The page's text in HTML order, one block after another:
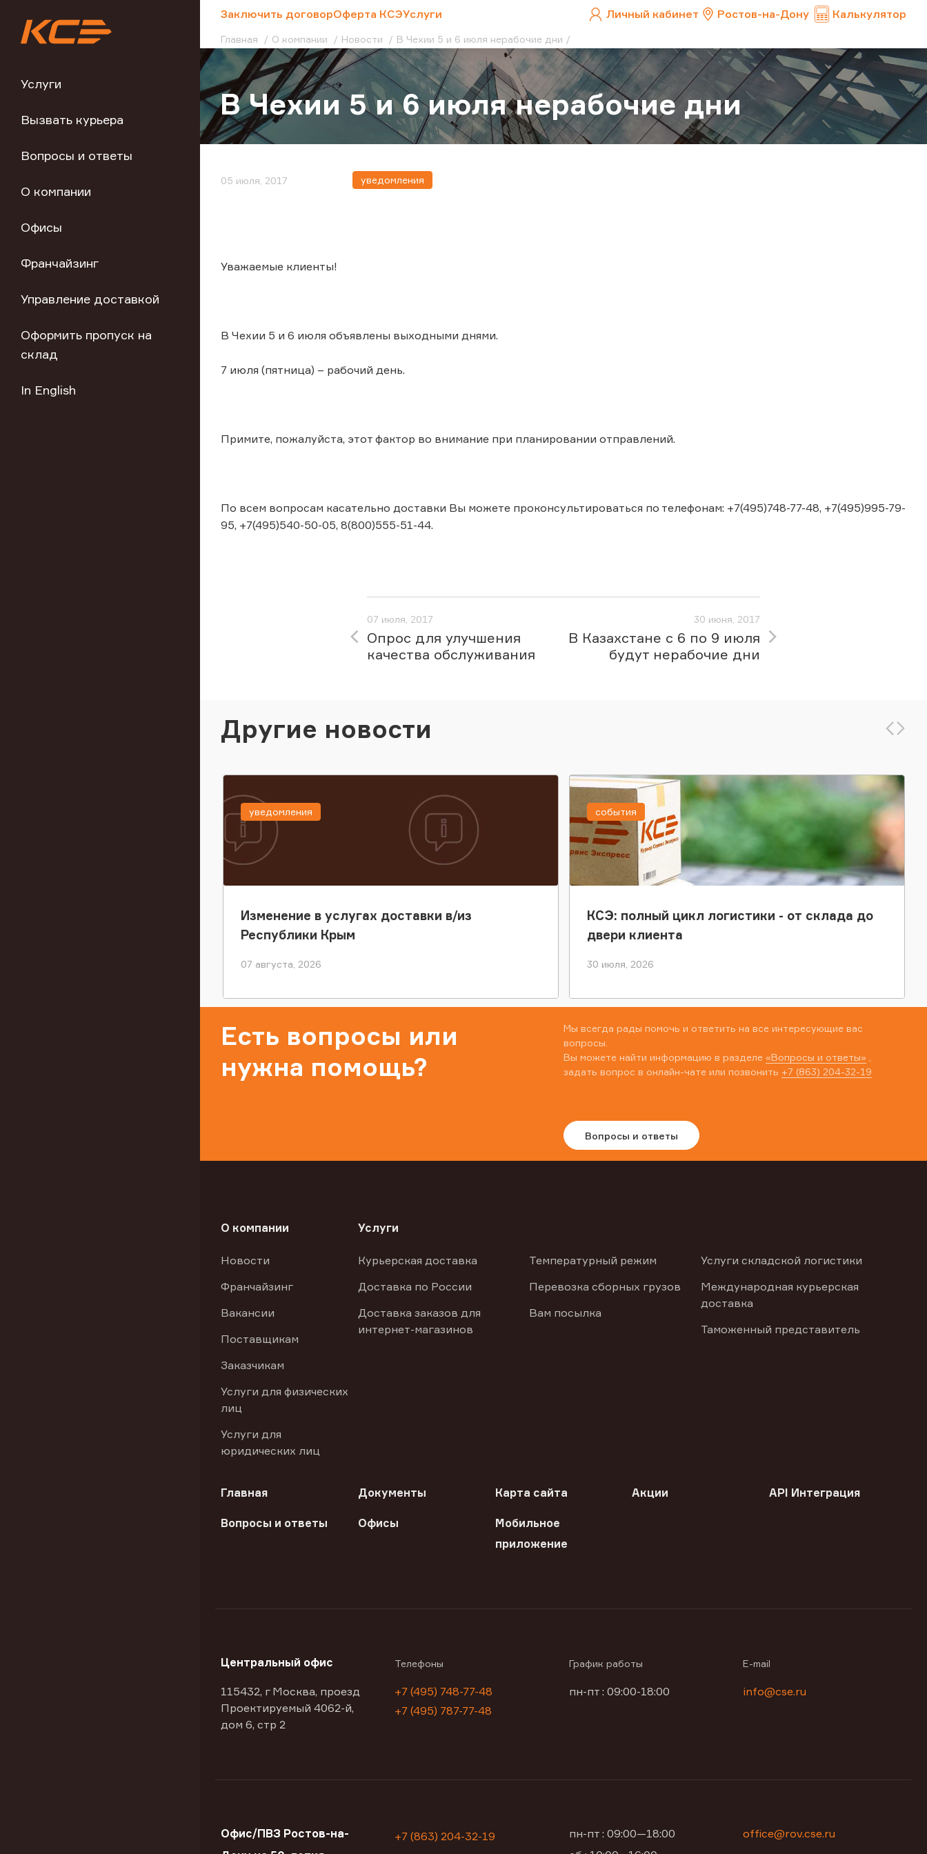
Услуги
Вызвать курьера
Вопросы и ответы
О компании
Офисы
Франчайзинг
Управление доставкой
Оформить пропуск на
склад
In English
Заключить договорОферта КСЭУслуги Личный кабинет Ростов-на-Дону Калькулятор
Главная О компании Новости В Чехии 5 и 6 июля нерабочие дни
В Чехии 5 и 6 июля нерабочие дни
05 июля, 2017 уведомления
Уважаемые клиенты!
В Чехии 5 и 6 июля объявлены выходными днями.
7 июля (пятница) – рабочий день.
Примите, пожалуйста, этот фактор во внимание при планировании отправлений.
По всем вопросам касательно доставки Вы можете проконсультироваться по телефонам: +7(495)748-77-48, +7(495)995-79-
95, +7(495)540-50-05, 8(800)555-51-44.
07 июля, 2017
Опрос для улучшения
качества обслуживания
30 июня, 2017
В Казахстане с 6 по 9 июля
будут нерабочие дни
Другие новости
Изменение в услугах доставки в/из
Республики Крым
07 августа, 2026
уведомления
КСЭ: полный цикл логистики - от склада до
двери клиента
30 июля, 2026
события
Есть вопросы или
нужна помощь?
Мы всегда рады помочь и ответить на все интересующие вас
вопросы.
Вы можете найти информацию в разделе «Вопросы и ответы»
задать вопрос в онлайн-чате или позвонить +7 (863) 204-32-19
Вопросы и ответы
О компании
Новости
Франчайзинг
Вакансии
Поставщикам
Заказчикам
Услуги для физических
лиц
Услуги для
юридических лиц
Услуги
Курьерская доставка
Доставка по России
Доставка заказов для
интернет-магазинов
Температурный режим
Перевозка сборных грузов
Вам посылка
Услуги складской логистики
Международная курьерская
доставка
Таможенный представитель
Главная Документы Карта сайта Акции API Интеграция
Вопросы и ответы Офисы
Мобильное
приложение
Центральный офис
115432, г Москва, проезд
Проектируемый 4062-й,
дом 6, стр 2
Телефоны
+7 (495) 748-77-48
+7 (495) 787-77-48
График работы
пн-пт : 09:00-18:00
E-mail
info@cse.ru
Офис/ПВЗ Ростов-на-
+7 (863) 204-32-19
пн-пт : 09:00—18:00
office@rov.cse.ru